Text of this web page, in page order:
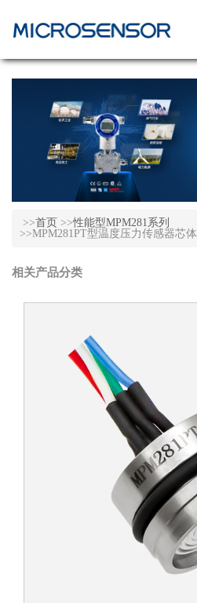
>>首页 >>性能型MPM281系列
>>MPM281PT型温度压力传感器芯体
相关产品分类